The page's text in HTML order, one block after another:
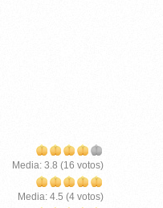
Media: 3.8 (16 votos)
Media: 4.5 (4 votos)